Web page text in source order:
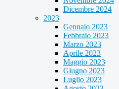
Dicembre 2024
2023
Gennaio 2023
Febbraio 2023
Marzo 2023
Aprile 2023
Maggio 2023
Giugno 2023
Luglio 2023